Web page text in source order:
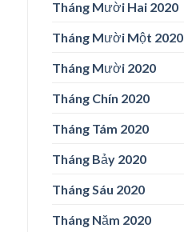
Tháng Mười Hai 2020
Tháng Mười Một 2020
Tháng Mười 2020
Tháng Chín 2020
Tháng Tám 2020
Tháng Bảy 2020
Tháng Sáu 2020
Tháng Năm 2020